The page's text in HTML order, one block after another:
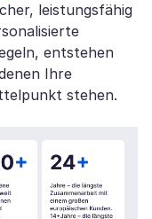
leistungsfähig
entstehen
Ihre
stehen.